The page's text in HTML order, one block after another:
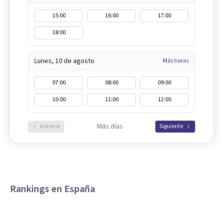
15:00 16:00
17:00
18:00
Lunes, 10 de agosto Más horas
07:00 08:00
09:00
10:00
11:00 12:00
Anterior Más días Siguiente
Rankings en España